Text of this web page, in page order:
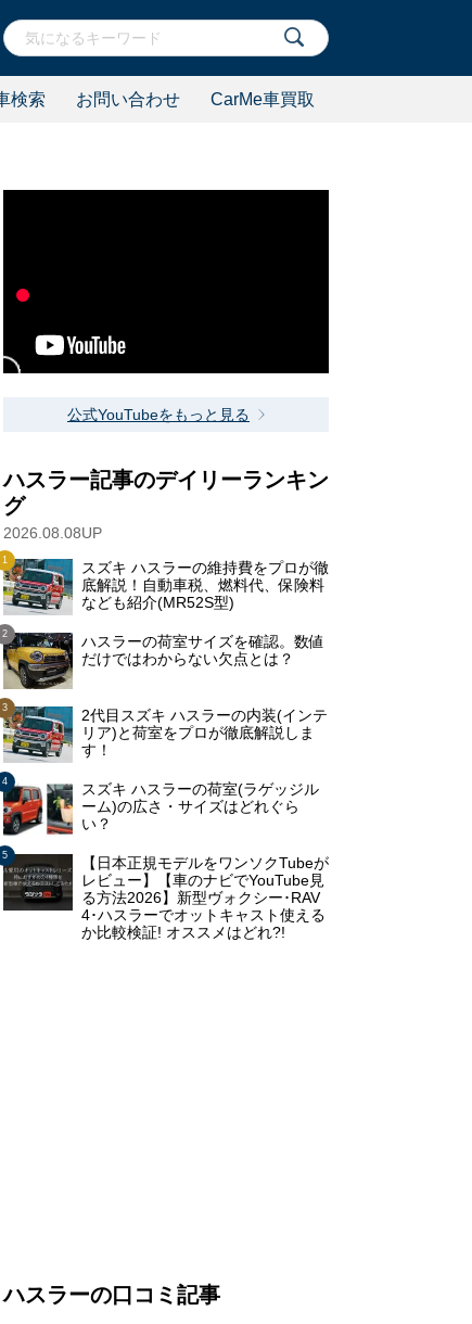
検索 お問い合わせ CarMe車買取
公式YouTubeをもっと見る
ハスラー記事のデイリーランキン
グ
2026.08.08UP
スズキ ハスラーの維持費をプロが徹
底解説！自動車税、燃料代、保険料
なども紹介(MR52S型)
ハスラーの荷室サイズを確認。数値
だけではわからない欠点とは？
2代目スズキ ハスラーの内装(インテ
リア)と荷室をプロが徹底解説しま
す！
スズキ ハスラーの荷室(ラゲッジル
ーム)の広さ・サイズはどれぐら
い？
【日本正規モデルをワンソクTubeが
レビュー】【車のナビでYouTube見
る方法2026】新型ヴォクシー･RAV
4･ハスラーでオットキャスト使える
か比較検証! オススメはどれ?!
ハスラーの口コミ記事